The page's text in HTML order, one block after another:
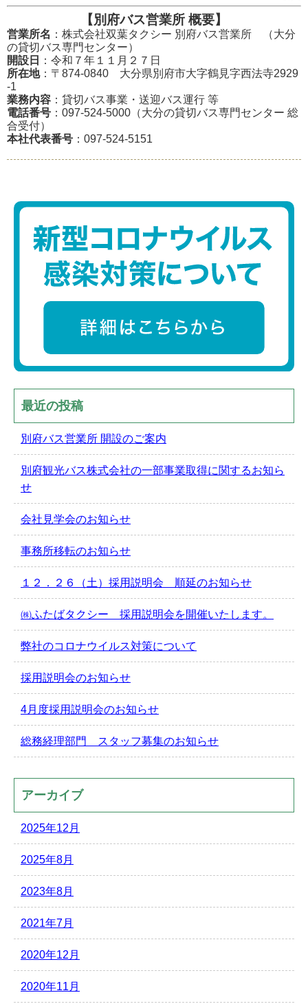
【別府バス営業所 概要】
営業所名 ：株式会社双葉タクシー 別府バス営業所 （大分
の貸切バス専門センター）
開設日
：令和７年１１月２７日
所在地：〒874-0840 大分県別府市大字鶴見字西法寺2929
-1
業務内容 ：貸切バス事業・送迎バス運行 等
電話番号 ：097-524-5000（大分の貸切バス専門センター 総
合受付）
本社代表番号 ：097-524-5151
最近の投稿
別府バス営業所 開設のご案内
別府観光バス株式会社の一部事業取得に関するお知ら
せ
会社見学会のお知らせ
事務所移転のお知らせ
１２．２６（土）採用説明会 順延のお知らせ
㈱ふたばタクシー 採用説明会を開催いたします。
弊社のコロナウイルス対策について
採用説明会のお知らせ
4月度採用説明会のお知らせ
総務経理部門 スタッフ募集のお知らせ
アーカイブ
2025年12月
2025年8月
2023年8月
2021年7月
2020年12月
2020年11月